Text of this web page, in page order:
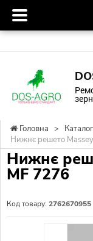
Головна > Каталог
Нижнє решето
Нижнє
MF 7276
Код товару: 2762670955